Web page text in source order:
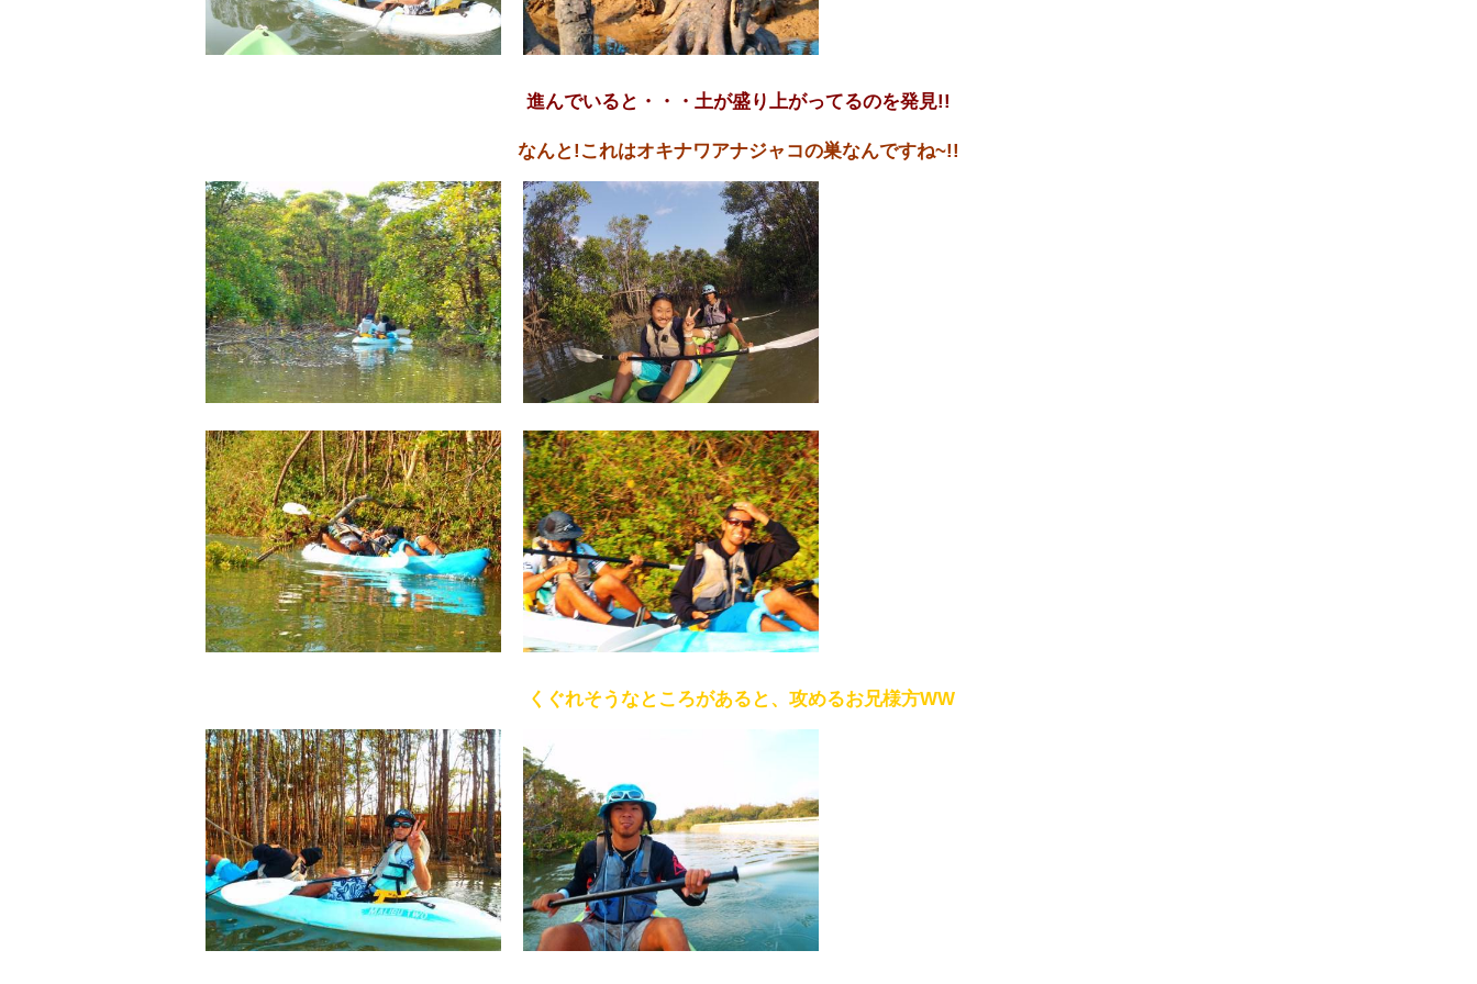
進んでいると・・・土が盛り上がってるのを発見!!
なんと!これはオキナワアナジャコの巣なんですね~!!
くぐれそうなところがあると、攻めるお兄様方WW